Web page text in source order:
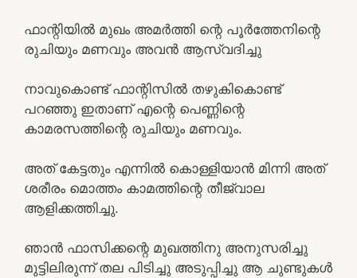
ഫാന്റിയിൽ മുഖം അമർത്തി ന്റെ പൂർത്തേനിന്റെ
രുചിയും മണവും അവൻ ആസ്വദിച്ചു
നാവുകൊണ്ട് ഫാന്റിസിൽ തഴുകികൊണ്ട്
പറഞ്ഞു ഇതാണ് എന്റെ പെണ്ണിന്റെ
കാമരസത്തിന്റെ രുചിയും മണവും.
അത് കേട്ടതും എന്നിൽ കൊള്ളിയാൻ മിന്നി അത്
ശരീരം മൊത്തം കാമത്തിന്റെ തീജ്വാല
ആളിക്കത്തിച്ചു.
ഞാൻ ഫാസിക്കന്റെ മുഖത്തിനു അനുസരിച്ചു
മുട്ടിലിരുന്ന് തല പിടിച്ചു അടുപ്പിച്ചു ആ ചുണ്ടുകൾ